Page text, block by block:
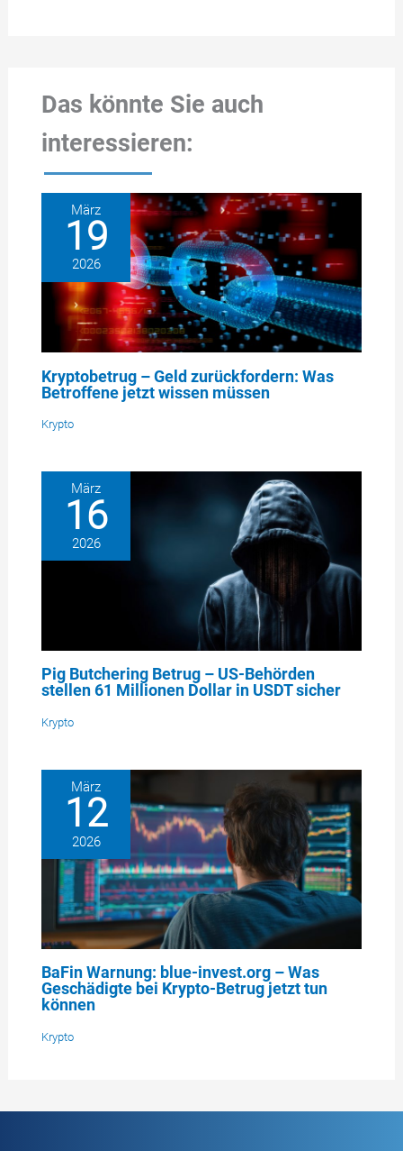
Das könnte Sie auch
interessieren:
März
19
2026
Kryptobetrug – Geld zurückfordern: Was
Betroffene jetzt wissen müssen
Krypto
März
16
2026
Pig Butchering Betrug – US-Behörden
stellen 61 Millionen Dollar in USDT sicher
Krypto
März
12
2026
BaFin Warnung: blue-invest.org – Was
Geschädigte bei Krypto-Betrug jetzt tun
können
Krypto